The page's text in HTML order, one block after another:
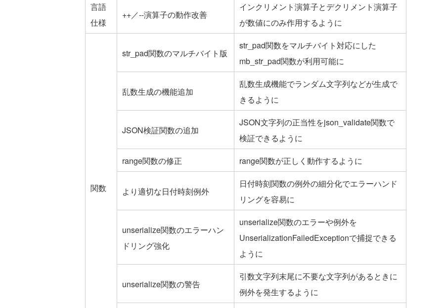
言語
仕様
++／--演算子の動作改善
インクリメント演算子とデクリメント演算子
が数値にのみ作用するように
関数
str_pad関数のマルチバイト版
str_pad関数をマルチバイト対応にした
mb_str_pad関数が利用可能に
乱数生成の機能追加
乱数生成機能でランダム文字列などが生成で
きるように
JSON検証関数の追加
JSON文字列の正当性をjson_validate関数で
検証できるように
range関数の修正
range関数が正しく動作するように
より適切な日付時刻例外
日付時刻関数の例外の細分化でエラーハンド
リングを容易に
unserialize関数のエラーハン
ドリング強化
unserialize関数のエラーや例外を
UnserializationFailedExceptionで捕捉できる
ように
unserialize関数の警告
引数文字列末尾に不要な文字列があるときに
例外を発生するように